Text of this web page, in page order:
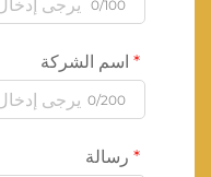
0/100
اسم الشركة
0/200
رسالة